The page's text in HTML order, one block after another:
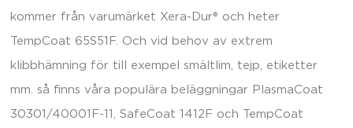
kommer från varumärket Xera-Dur® och heter
TempCoat 65S51F. Och vid behov av extrem
klibbhämning för till exempel smältlim, tejp, etiketter
mm. så finns våra populära beläggningar PlasmaCoat
30301/40001F-11, SafeCoat 1412F och TempCoat